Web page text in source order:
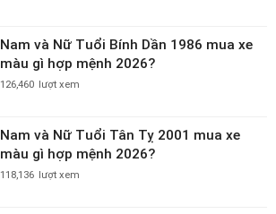
Nam và Nữ Tuổi Bính Dần 1986 mua xe
màu gì hợp mệnh 2026?
126,460 lượt xem
Nam và Nữ Tuổi Tân Tỵ 2001 mua xe
màu gì hợp mệnh 2026?
118,136 lượt xem